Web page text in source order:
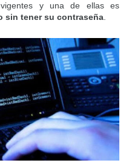
y una de ellas es
sin tener su contraseña